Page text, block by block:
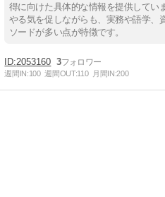
得に向けた具体的な情報を提供してい
やる気を促しながらも、実務や語学、
ソードが多い点が特徴です。
2053160 3
週間IN:100 週間OUT:110 月間IN:200